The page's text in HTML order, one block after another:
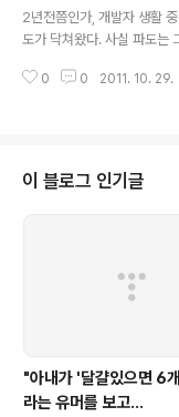
2년전쯤인가, 개발자 생활
도가 닥쳐왔다. 사실 파도는
름도 실력도 없는 개발자이
쫓겨 살아왔다. "그래, 한번
었고, 나 뿐만 아니라 많은
으리라. 쉽지 않은 길이었고
그래도 어느 정도는 인정을
기에 힘이 난다. 하지만 아
많이 듣는다. "xx 회사 놈..
0 0 2011. 10. 29.
이 블로그 인기글
"아내가 '달걀있으면 6
라는 유머를 보고...